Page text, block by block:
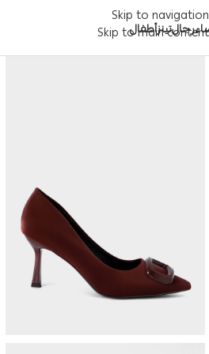
Skip to navigation
Skip to main content
رجالتينزأطفال